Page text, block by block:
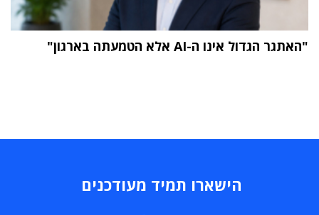
"האתגר הגדול אינו ה-AI אלא הטמעתה בארגון"
הישארו תמיד מעודכנים